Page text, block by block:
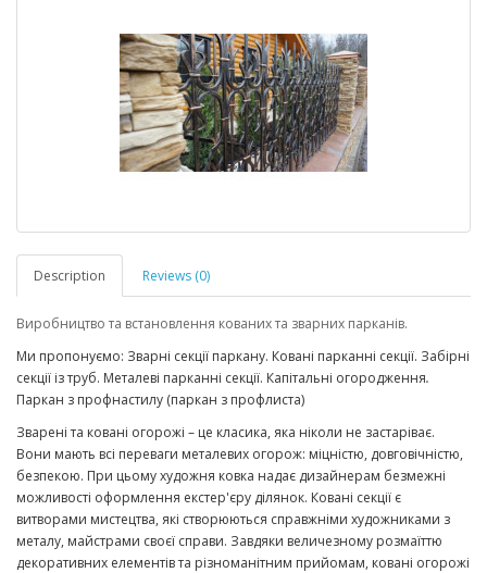
Description Reviews (0)
Виробництво та встановлення кованих та зварних парканів.
Ми пропонуємо: Зварні секції паркану. Ковані парканні секції. Забірні
секції із труб. Металеві парканні секції. Капітальні огородження.
Паркан з профнастилу (паркан з профлиста)
Зварені та ковані огорожі – це класика, яка ніколи не застаріває.
Вони мають всі переваги металевих огорож: міцністю, довговічністю,
безпекою. При цьому художня ковка надає дизайнерам безмежні
можливості оформлення екстер'єру ділянок. Ковані секції є
витворами мистецтва, які створюються справжніми художниками з
металу, майстрами своєї справи. Завдяки величезному розмаїттю
декоративних елементів та різноманітним прийомам, ковані огорожі